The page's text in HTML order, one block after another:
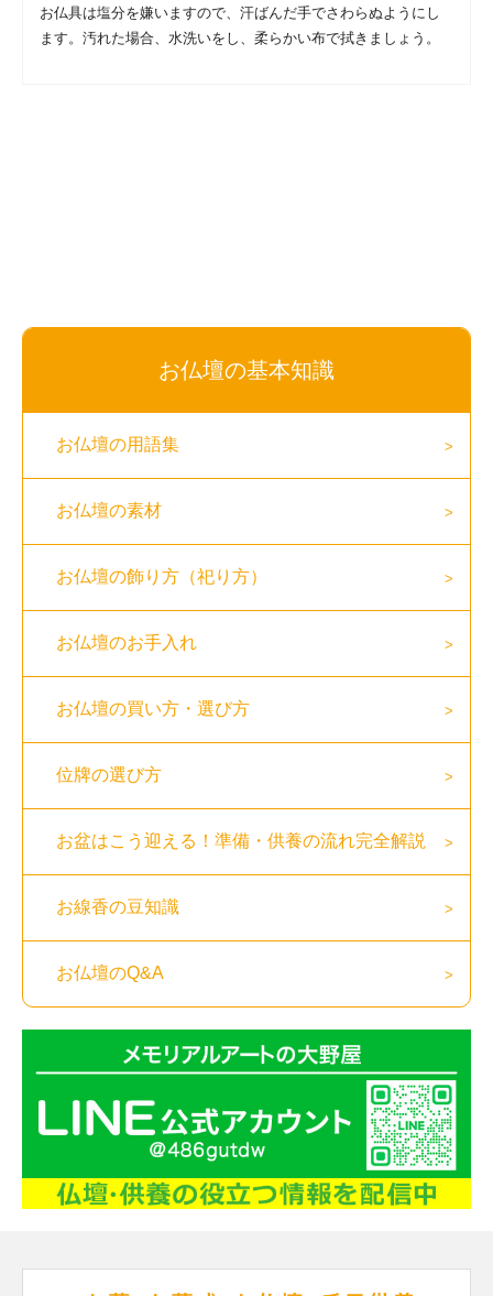
お仏具は塩分を嫌いますので、汗ばんだ手でさわらぬようにし
ます。汚れた場合、水洗いをし、柔らかい布で拭きましょう。
お仏壇の基本知識
お仏壇の用語集
お仏壇の素材
お仏壇の飾り方（祀り方）
お仏壇のお手入れ
お仏壇の買い方・選び方
位牌の選び方
お盆はこう迎える！準備・供養の流れ完全解説
お線香の豆知識
お仏壇のQ&A